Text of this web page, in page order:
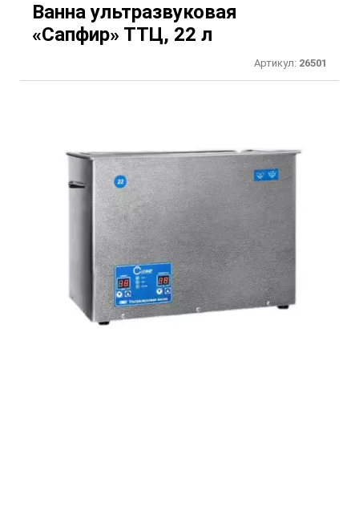
Ванна ультразвуковая
«Сапфир» ТТЦ, 22 л
Артикул: 26501